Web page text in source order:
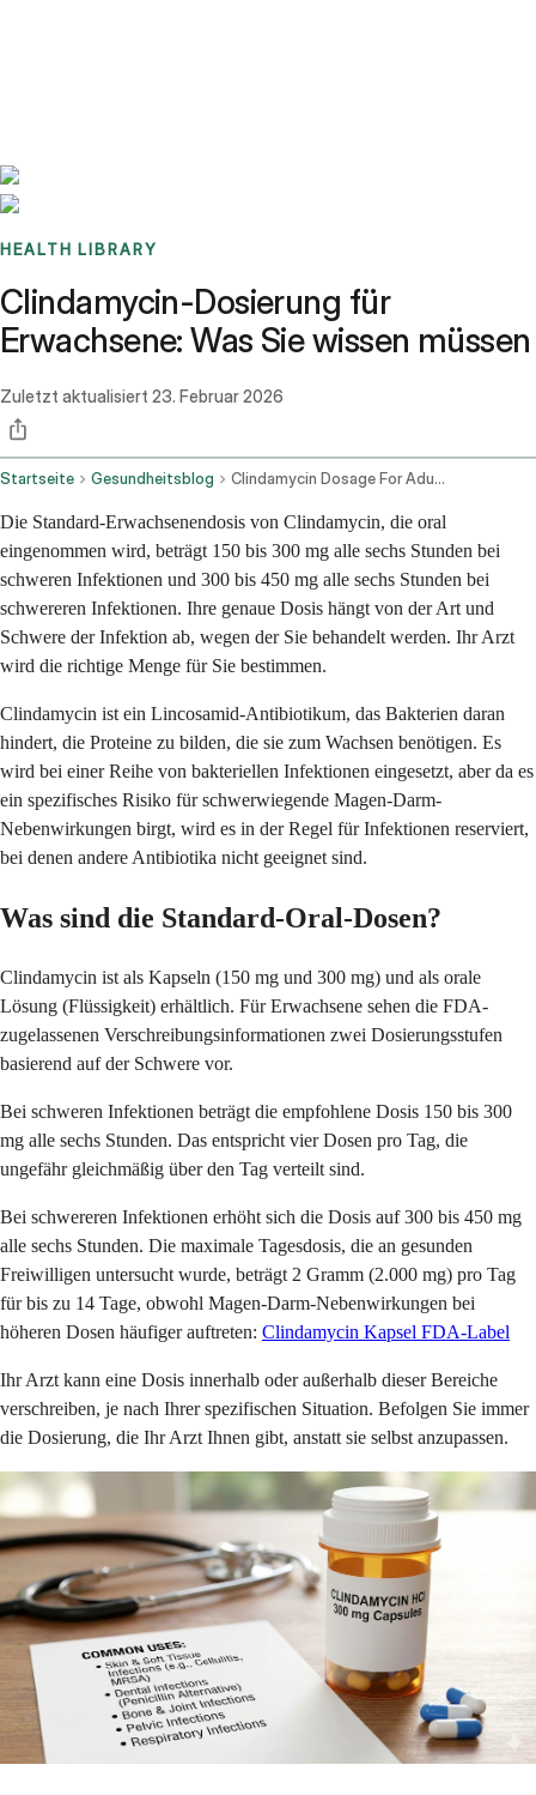
HEALTH LIBRARY
Clindamycin-Dosierung für
Erwachsene: Was Sie wissen müssen
Zuletzt aktualisiert 23. Februar 2026
Startseite Gesundheitsblog Clindamycin Dosage For Adults
Die Standard-Erwachsenendosis von Clindamycin, die oral
eingenommen wird, beträgt 150 bis 300 mg alle sechs Stunden bei
schweren Infektionen und 300 bis 450 mg alle sechs Stunden bei
schwereren Infektionen. Ihre genaue Dosis hängt von der Art und
Schwere der Infektion ab, wegen der Sie behandelt werden. Ihr Arzt
wird die richtige Menge für Sie bestimmen.
Clindamycin ist ein Lincosamid-Antibiotikum, das Bakterien daran
hindert, die Proteine zu bilden, die sie zum Wachsen benötigen. Es
wird bei einer Reihe von bakteriellen Infektionen eingesetzt, aber da es
ein spezifisches Risiko für schwerwiegende Magen-Darm-
Nebenwirkungen birgt, wird es in der Regel für Infektionen reserviert,
bei denen andere Antibiotika nicht geeignet sind.
Was sind die Standard-Oral-Dosen?
Clindamycin ist als Kapseln (150 mg und 300 mg) und als orale
Lösung (Flüssigkeit) erhältlich. Für Erwachsene sehen die FDA-
zugelassenen Verschreibungsinformationen zwei Dosierungsstufen
basierend auf der Schwere vor.
Bei schweren Infektionen beträgt die empfohlene Dosis 150 bis 300
mg alle sechs Stunden. Das entspricht vier Dosen pro Tag, die
ungefähr gleichmäßig über den Tag verteilt sind.
Bei schwereren Infektionen erhöht sich die Dosis auf 300 bis 450 mg
alle sechs Stunden. Die maximale Tagesdosis, die an gesunden
Freiwilligen untersucht wurde, beträgt 2 Gramm (2.000 mg) pro Tag
für bis zu 14 Tage, obwohl Magen-Darm-Nebenwirkungen bei
höheren Dosen häufiger auftreten: Clindamycin Kapsel FDA-Label
Ihr Arzt kann eine Dosis innerhalb oder außerhalb dieser Bereiche
verschreiben, je nach Ihrer spezifischen Situation. Befolgen Sie immer
die Dosierung, die Ihr Arzt Ihnen gibt, anstatt sie selbst anzupassen.